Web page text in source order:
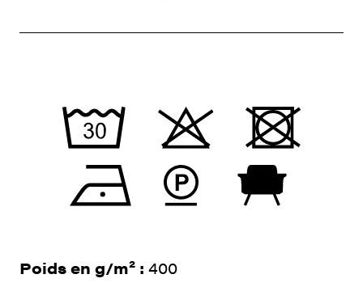
Poids en g/m² : 400